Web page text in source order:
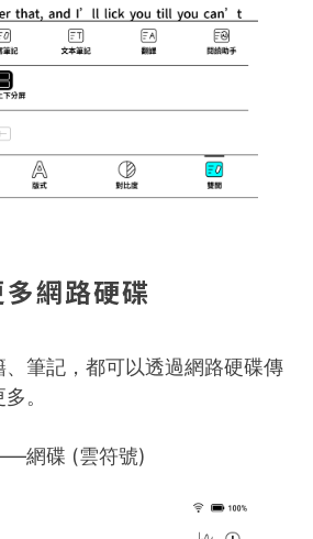
網路硬碟
筆記，都可以透過網路硬碟傳
。
網碟 (雲符號)